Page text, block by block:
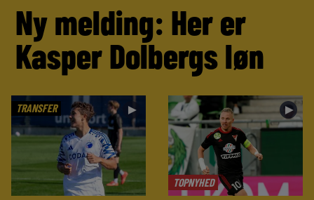
Ny melding: Her er
Kasper Dolbergs løn
TRANSFER ►
TOPNYHED
►